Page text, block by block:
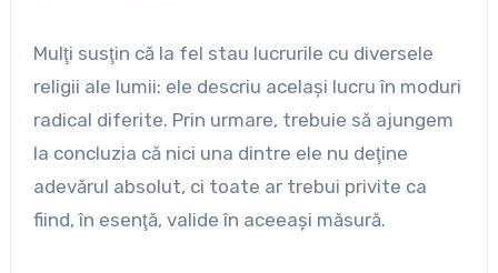
Mulţi susţin că la fel stau lucrurile cu diversele
religii ale lumii: ele descriu acelaşi lucru în moduri
radical diferite. Prin urmare, trebuie să ajungem
la concluzia că nici una dintre ele nu deţine
adevărul absolut, ci toate ar trebui privite ca
fiind, în esenţă, valide în aceeaşi măsură.